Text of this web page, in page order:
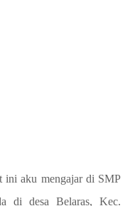
aku mengajar di SMP
di desa Belaras, Kec.